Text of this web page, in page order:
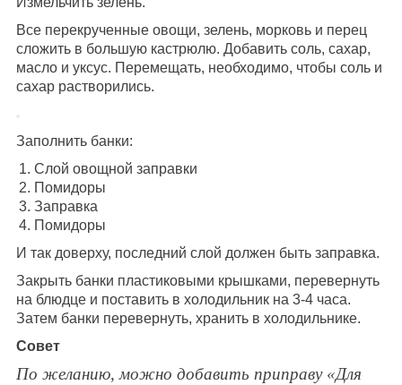
Все перекрученные овощи, зелень, морковь и перец
сложить в большую кастрюлю. Добавить соль, сахар,
масло и уксус. Перемещать, необходимо, чтобы соль и
сахар растворились.
Заполнить банки:
Слой овощной заправки
Помидоры
Заправка
Помидоры
И так доверху, последний слой должен быть заправка.
Закрыть банки пластиковыми крышками, перевернуть
на блюдце и поставить в холодильник на 3-4 часа.
Затем банки перевернуть, хранить в холодильнике.
Совет
По желанию, можно добавить приправу «Для